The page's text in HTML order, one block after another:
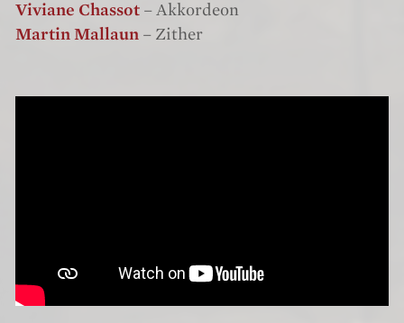
Viviane Chassot – Akkordeon
Martin Mallaun – Zither